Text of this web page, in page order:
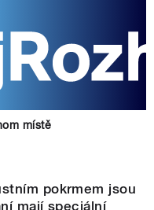
místě
pokrmem jsou
mají speciální